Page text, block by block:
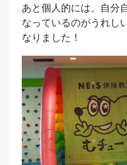
あと個人的には、自分
なっているのがうれし
なりました！